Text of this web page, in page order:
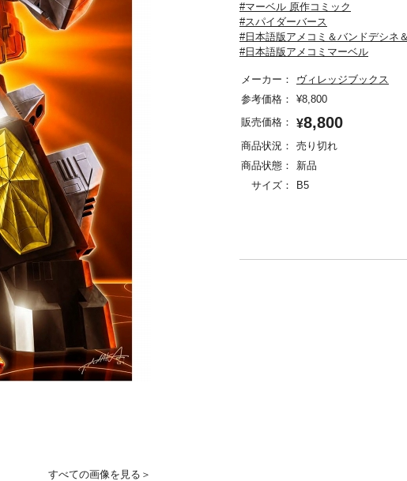
すべての画像を見る＞
#マーベル 原作コミック
#スパイダーバース
#日本語版アメコミ＆バンドデシネ
#日本語版アメコミマーベル
メーカー：
ヴィレッジブックス
参考価格：
¥8,800
販売価格：
¥8,800
商品状況：
売り切れ
商品状態：
新品
サイズ：
B5